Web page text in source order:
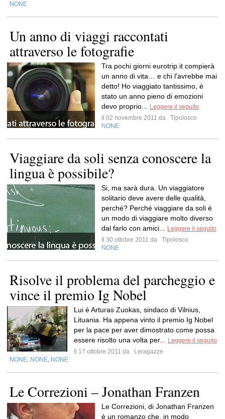
NONE
Un anno di viaggi raccontati
attraverso le fotografie
Tra pochi giorni eurotrip.it compierà
un anno di vita… e chi l’avrebbe mai
detto! Ho viaggiato tantissimo, è
stato un anno pieno di emozioni
devo proprio...
Leggere il seguito
Il 02 novembre 2011 da
Tipolosco
NONE
Viaggiare da soli senza conoscere la
lingua è possibile?
Si, ma sarà dura. Un viaggiatore
solitario deve avere delle qualità,
perché? Perché viaggiare da soli è
un modo di viaggiare molto diverso
dal farlo con amici...
Leggere il seguito
Il 30 ottobre 2011 da
Tipolosco
NONE
Risolve il problema del parcheggio e
vince il premio Ig Nobel
Lui è Arturas Zuokas, sindaco di Vilnius,
Lituania. Ha appena vinto il premio Ig Nobel
per la pace per aver dimostrato come possa
essere risolto una volta per...
Leggere il seguito
Il 17 ottobre 2011 da
Leragazze
NONE NONE NONE
Le Correzioni – Jonathan Franzen
Le Correzioni, di Jonathan Franzen
è un romanzo che, in modo